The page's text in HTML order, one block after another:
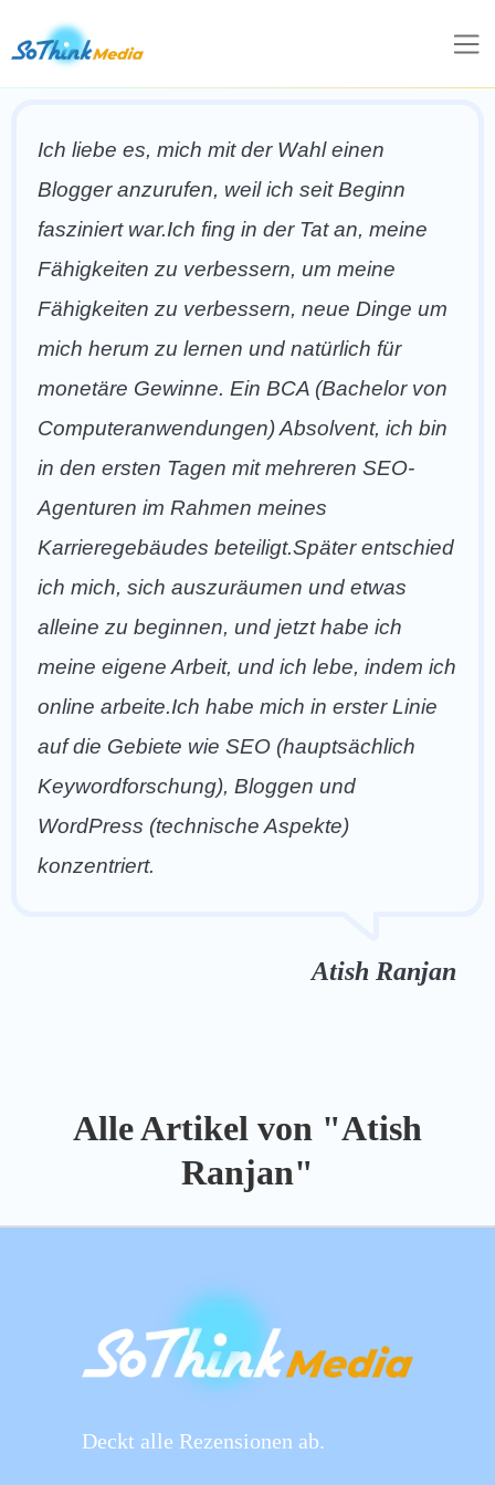
Ich liebe es, mich mit der Wahl einen
Blogger anzurufen, weil ich seit Beginn
fasziniert war.Ich fing in der Tat an, meine
Fähigkeiten zu verbessern, um meine
Fähigkeiten zu verbessern, neue Dinge um
mich herum zu lernen und natürlich für
monetäre Gewinne. Ein BCA (Bachelor von
Computeranwendungen) Absolvent, ich bin
in den ersten Tagen mit mehreren SEO-
Agenturen im Rahmen meines
Karrieregebäudes beteiligt.Später entschied
ich mich, sich auszuräumen und etwas
alleine zu beginnen, und jetzt habe ich
meine eigene Arbeit, und ich lebe, indem ich
online arbeite.Ich habe mich in erster Linie
auf die Gebiete wie SEO (hauptsächlich
Keywordforschung), Bloggen und
WordPress (technische Aspekte)
konzentriert.
Atish Ranjan
Alle Artikel von "Atish
Ranjan"
Deckt alle Rezensionen ab.